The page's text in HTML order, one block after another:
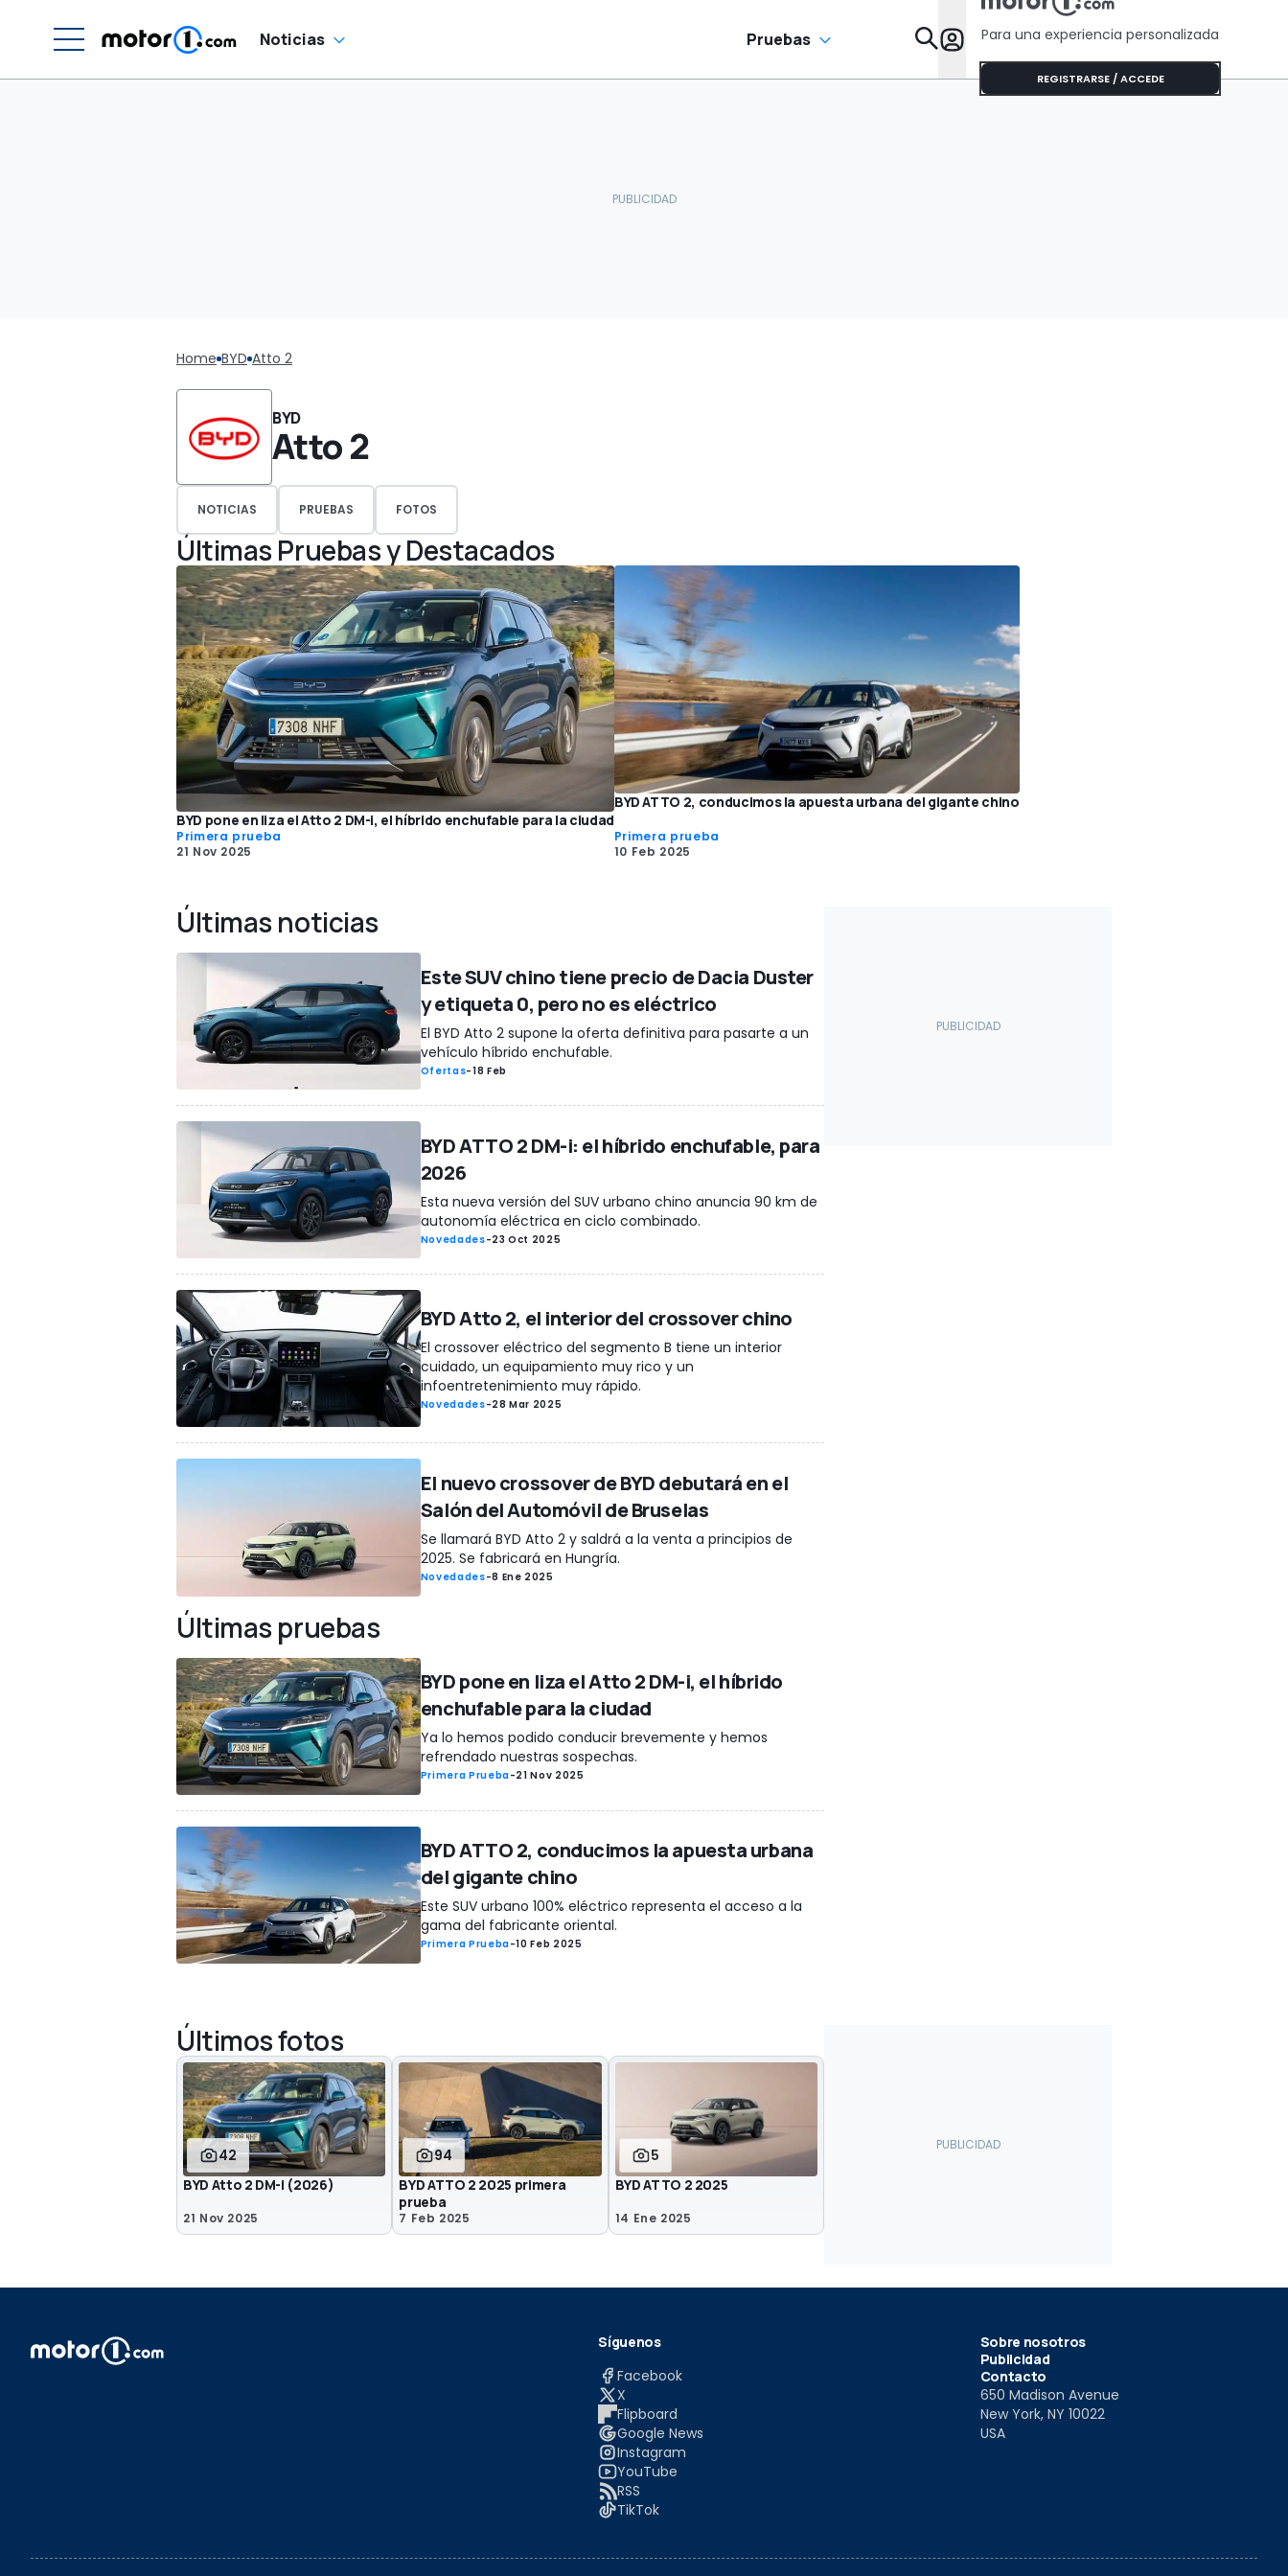
Noticias Pruebas Para una experiencia personalizada
REGISTRARSE / ACCEDE
Home BYD Atto 2
BYD
Atto 2
NOTICIAS PRUEBAS FOTOS
Últimas Pruebas y Destacados
BYD pone en liza el Atto 2 DM-i, el híbrido enchufable para la ciudad
Primera prueba
21 Nov 2025
BYD ATTO 2, conducimos la apuesta urbana del gigante chino
Primera prueba
10 Feb 2025
Últimas noticias
Este SUV chino tiene precio de Dacia Duster
y etiqueta 0, pero no es eléctrico
El BYD Atto 2 supone la oferta definitiva para pasarte a un
vehículo híbrido enchufable.
Ofertas-18 Feb
BYD ATTO 2 DM-i: el híbrido enchufable, para
2026
Esta nueva versión del SUV urbano chino anuncia 90 km de
autonomía eléctrica en ciclo combinado.
Novedades-23 Oct 2025
BYD Atto 2, el interior del crossover chino
El crossover eléctrico del segmento B tiene un interior
cuidado, un equipamiento muy rico y un
infoentretenimiento muy rápido.
Novedades-28 Mar 2025
El nuevo crossover de BYD debutará en el
Salón del Automóvil de Bruselas
Se llamará BYD Atto 2 y saldrá a la venta a principios de
2025. Se fabricará en Hungría.
Novedades-8 Ene 2025
Últimas pruebas
BYD pone en liza el Atto 2 DM-i, el híbrido
enchufable para la ciudad
Ya lo hemos podido conducir brevemente y hemos
refrendado nuestras sospechas.
Primera Prueba-21 Nov 2025
BYD ATTO 2, conducimos la apuesta urbana
del gigante chino
Este SUV urbano 100% eléctrico representa el acceso a la
gama del fabricante oriental.
Primera Prueba-10 Feb 2025
Últimos fotos
42
BYD Atto 2 DM-i (2026)
21 Nov 2025
94
BYD ATTO 2 2025 primera
prueba
7 Feb 2025
5
BYD ATTO 2 2025
14 Ene 2025
Síguenos
Facebook
X
Flipboard
Google News
Instagram
YouTube
RSS
TikTok
Sobre nosotros
Publicidad
Contacto
650 Madison Avenue
New York, NY 10022
USA